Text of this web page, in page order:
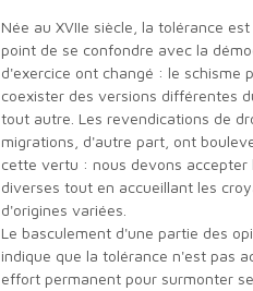
Née au XVIIe siècle, la tolérance est devenue notre vertu centrale, au
point de se confondre avec la
d'exercice ont changé : le
coexister des versions différentes
tout autre. Les revendications de
migrations, d'autre part, ont
cette vertu : nous devons accepter
diverses tout en accueillant les
d'origines variées.
Le basculement d'une partie des opinions en Europe et aux États-Unis
indique que la tolérance n'est pas
effort permanent pour surmonter